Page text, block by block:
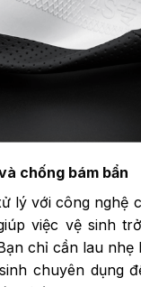
chống bám bẩn
lý với công nghệ
việc vệ sinh
chỉ cần lau nhẹ
chuyên dụng